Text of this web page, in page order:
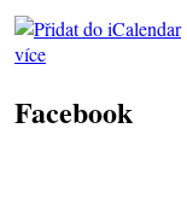
více
Facebook